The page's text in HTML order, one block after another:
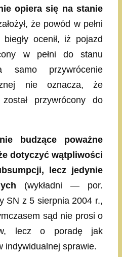
opiera się na stanie
że powód w pełni
ocenił, iż pojazd
w pełni do stanu
samo przywrócenie
nie oznacza, że
przywrócony do
budzące poważne
dotyczyć wątpliwości
lecz jedynie
(wykładni — por.
SN z 5 sierpnia 2004 r.,
sąd nie prosi o
lecz o poradę jak
indywidualnej sprawie.